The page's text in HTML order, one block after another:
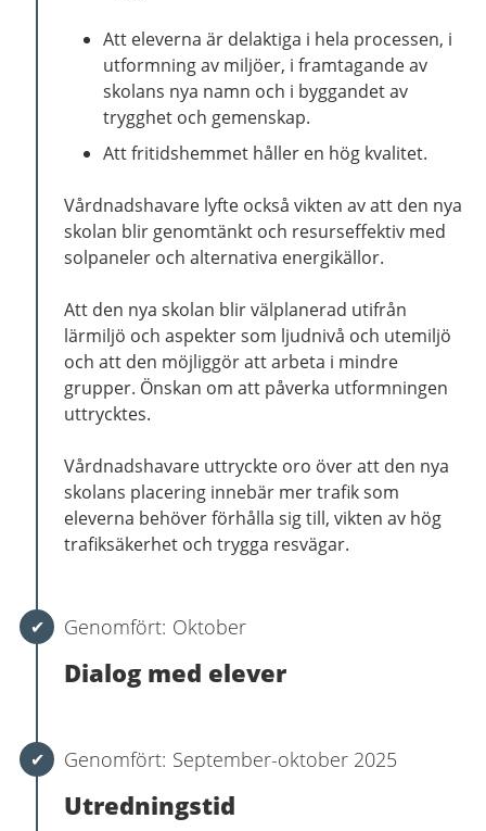
Att eleverna är delaktiga i hela processen, i
utformning av miljöer, i framtagande av
skolans nya namn och i byggandet av
trygghet och gemenskap.
Att fritidshemmet håller en hög kvalitet.
Vårdnadshavare lyfte också vikten av att den nya
skolan blir genomtänkt och resurseffektiv med
solpaneler och alternativa energikällor.
Att den nya skolan blir välplanerad utifrån
lärmiljö och aspekter som ljudnivå och utemiljö
och att den möjliggör att arbeta i mindre
grupper. Önskan om att påverka utformningen
uttrycktes.
Vårdnadshavare uttryckte oro över att den nya
skolans placering innebär mer trafik som
eleverna behöver förhålla sig till, vikten av hög
trafiksäkerhet och trygga resvägar.
Oktober
Dialog med elever
September-oktober 2025
Utredningstid